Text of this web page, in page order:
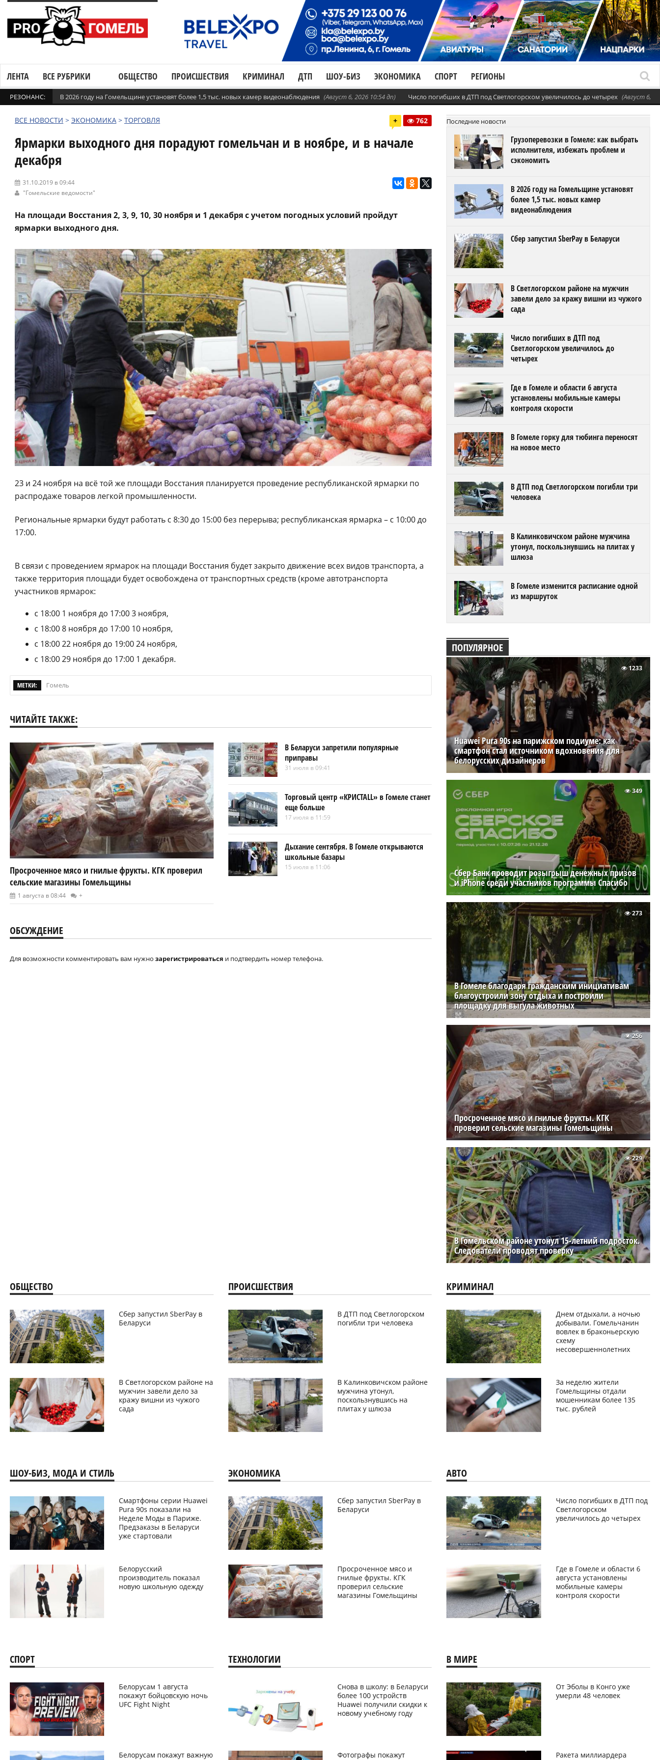
ЛЕНТА ВСЕ РУБРИКИ ОБЩЕСТВО ПРОИСШЕСТВИЯ КРИМИНАЛ ДТП ШОУ-БИЗ ЭКОНОМИКА СПОРТ РЕГИОНЫ
РЕЗОНАНС: В 2026 году на Гомельщине установят более 1,5 тыс. новых камер видеонаблюдения (Август 6, 2026 10:54 дп) Число погибших в ДТП под Светлогорском увеличилось до четырех (Август 6,
ВСЕ НОВОСТИ > ЭКОНОМИКА > ТОРГОВЛЯ + 762
Ярмарки выходного дня порадуют гомельчан и в ноябре, и в начале
декабря
31.10.2019 в 09:44
"Гомельские ведомости"
На площади Восстания 2, 3, 9, 10, 30 ноября и 1 декабря с учетом погодных условий пройдут
ярмарки выходного дня.
23 и 24 ноября на всё той же площади Восстания планируется проведение республиканской ярмарки по
распродаже товаров легкой промышленности.
Региональные ярмарки будут работать с 8:30 до 15:00 без перерыва; республиканская ярмарка – с 10:00 до
17:00.
В связи с проведением ярмарок на площади Восстания будет закрыто движение всех видов транспорта, а
также территория площади будет освобождена от транспортных средств (кроме автотранспорта
участников ярмарок:
с 18:00 1 ноября до 17:00 3 ноября,
с 18:00 8 ноября до 17:00 10 ноября,
с 18:00 22 ноября до 19:00 24 ноября,
с 18:00 29 ноября до 17:00 1 декабря.
МЕТКИ: Гомель
ЧИТАЙТЕ ТАКЖЕ:
Просроченное мясо и гнилые фрукты. КГК проверил
сельские магазины Гомельщины
1 августа в 08:44 +
В Беларуси запретили популярные
приправы
31 июля в 09:41
Торговый центр «КРИСТАLL» в Гомеле станет
еще больше
17 июля в 11:59
Дыхание сентября. В Гомеле открываются
школьные базары
15 июля в 11:06
ОБСУЖДЕНИЕ
Для возможности комментировать вам нужно зарегистрироваться и подтвердить номер телефона.
Последние новости
Грузоперевозки в Гомеле: как выбрать
исполнителя, избежать проблем и
сэкономить
В 2026 году на Гомельщине установят
более 1,5 тыс. новых камер
видеонаблюдения
Сбер запустил SberPay в Беларуси
В Светлогорском районе на мужчин
завели дело за кражу вишни из чужого
сада
Число погибших в ДТП под
Светлогорском увеличилось до
четырех
Где в Гомеле и области 6 августа
установлены мобильные камеры
контроля скорости
В Гомеле горку для тюбинга переносят
на новое место
В ДТП под Светлогорском погибли три
человека
В Калинковичском районе мужчина
утонул, поскользнувшись на плитах у
шлюза
В Гомеле изменится расписание одной
из маршруток
ПОПУЛЯРНОЕ
Huawei Pura 90s на парижском подиуме: как
смартфон стал источником вдохновения для
белорусских дизайнеров
1233
Сбер Банк проводит розыгрыш денежных призов
и iPhone среди участников программы Спасибо
349
В Гомеле благодаря гражданским инициативам
благоустроили зону отдыха и построили
площадку для выгула животных
273
Просроченное мясо и гнилые фрукты. КГК
проверил сельские магазины Гомельщины
256
В Гомельском районе утонул 15-летний подросток.
Следователи проводят проверку
229
ОБЩЕСТВО
Сбер запустил SberPay в
Беларуси
В Светлогорском районе на
мужчин завели дело за
кражу вишни из чужого
сада
ПРОИСШЕСТВИЯ
В ДТП под Светлогорском
погибли три человека
В Калинковичском районе
мужчина утонул,
поскользнувшись на
плитах у шлюза
КРИМИНАЛ
Днем отдыхали, а ночью
добывали. Гомельчанин
вовлек в браконьерскую
схему
несовершеннолетних
За неделю жители
Гомельщины отдали
мошенникам более 135
тыс. рублей
ШОУ-БИЗ, МОДА И СТИЛЬ
Смартфоны серии Huawei
Pura 90s показали на
Неделе Моды в Париже.
Предзаказы в Беларуси
уже стартовали
Белорусский
производитель показал
новую школьную одежду
ЭКОНОМИКА
Сбер запустил SberPay в
Беларуси
Просроченное мясо и
гнилые фрукты. КГК
проверил сельские
магазины Гомельщины
АВТО
Число погибших в ДТП под
Светлогорском
увеличилось до четырех
Где в Гомеле и области 6
августа установлены
мобильные камеры
контроля скорости
СПОРТ
Белорусам 1 августа
покажут бойцовскую ночь
UFC Fight Night
Белорусам покажут важную
ТЕХНОЛОГИИ
Снова в школу: в Беларуси
более 100 устройств
Huawei получили скидки к
новому учебному году
Фотографы покажут
В МИРЕ
От Эболы в Конго уже
умерли 48 человек
Ракета миллиардера